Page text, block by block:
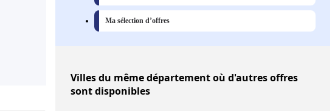
Ma sélection d’offres
Villesdu même département où d'autres offres
sont disponibles